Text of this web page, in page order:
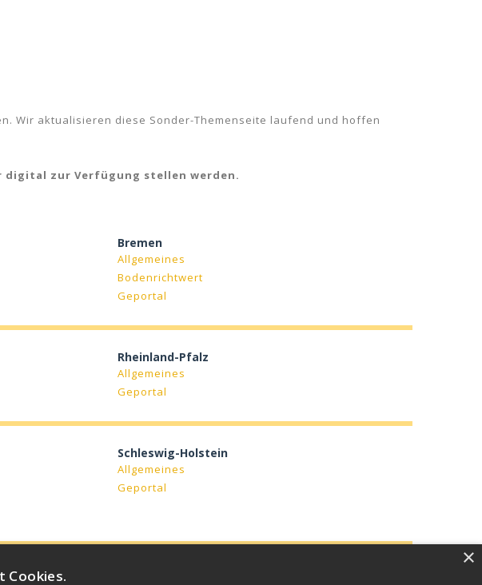
Wir aktualisieren diese Sonder-Themenseite laufend und hoffen
digital zur Verfügung stellen werden.
Bremen
Allgemeines
Bodenrichtwert
Geportal
Rheinland-Pfalz
Allgemeines
Geportal
Schleswig-Holstein
Allgemeines
Geportal
×
Cookies.